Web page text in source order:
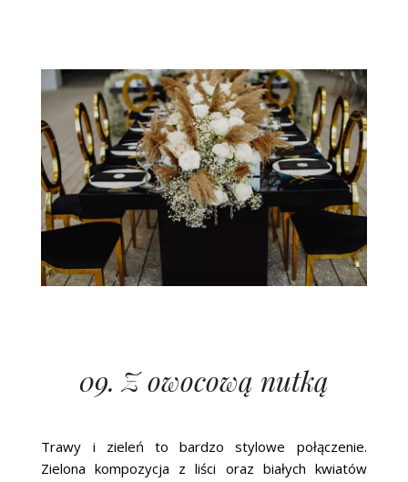
09. Z owocową nutką
Trawy i zieleń to bardzo stylowe połączenie.
Zielona kompozycja z liści oraz białych kwiatów